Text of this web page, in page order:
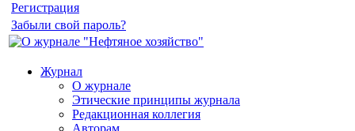
Регистрация
Забыли свой пароль?
Журнал
О журнале
Этические принципы журнала
Редакционная коллегия
Авторам